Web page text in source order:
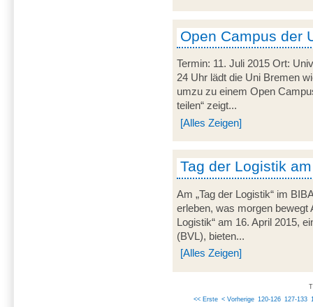
Open Campus der
Termin: 11. Juli 2015 Ort:
24 Uhr lädt die Uni Bremen
umzu zu einem Open
teilen“ zeigt...
[Alles Zeigen]
Tag der Logistik
Am „Tag der Logistik“ im
erleben, was morgen bewegt
Logistik“ am 16. April 2015,
(BVL), bieten...
[Alles Zeigen]
<< Erste < Vorherige 120-126 127-133